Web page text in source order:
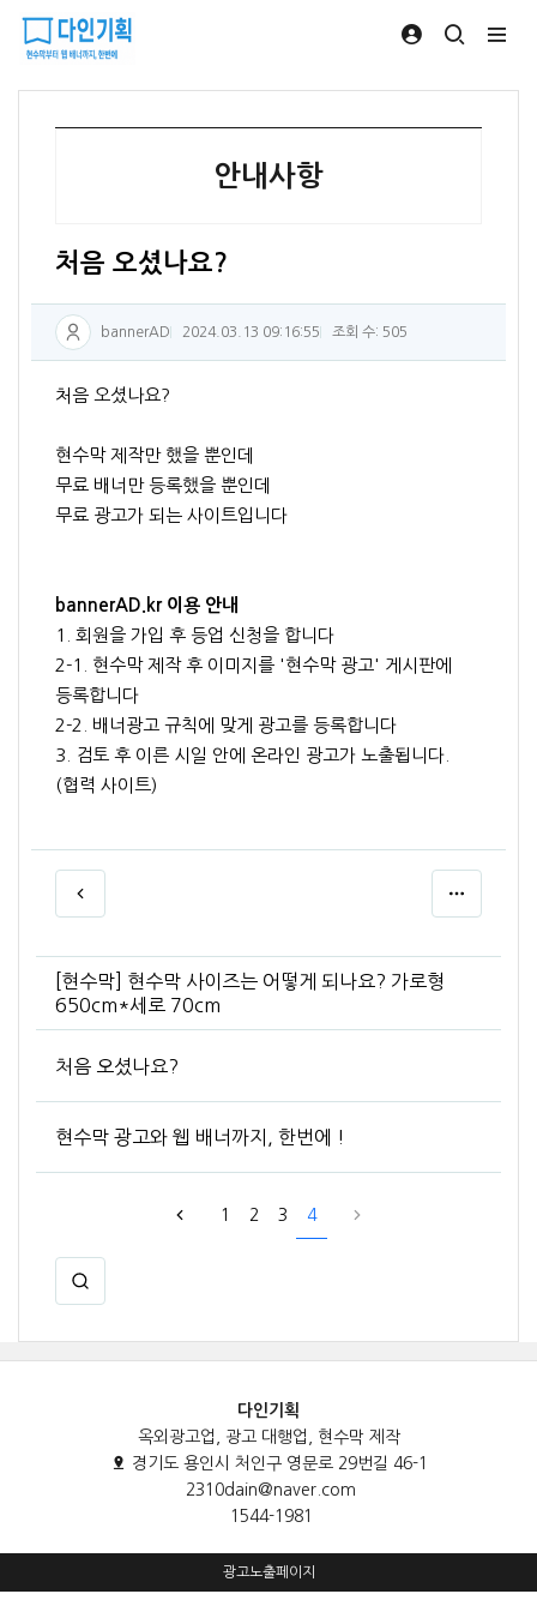
안내사항
처음 오셨나요?
bannerAD 2024.03.13 09:16:55 조회 수: 505
처음 오셨나요?
현수막 제작만 했을 뿐인데
무료 배너만 등록했을 뿐인데
무료 광고가 되는 사이트입니다
bannerAD.kr 이용 안내
1. 회원을 가입 후 등업 신청을 합니다
2-1. 현수막 제작 후 이미지를 '현수막 광고' 게시판에
등록합니다
2-2. 배너광고 규칙에 맞게 광고를 등록합니다
3. 검토 후 이른 시일 안에 온라인 광고가 노출됩니다.
(협력 사이트)
[현수막] 현수막 사이즈는 어떻게 되나요? 가로형
650cm*세로 70cm
처음 오셨나요?
현수막 광고와 웹 배너까지, 한번에 !
1 2 3 4
다인기획
옥외광고업, 광고 대행업, 현수막 제작
경기도 용인시 처인구 영문로 29번길 46-1
2310dain@naver.com
1544-1981
광고노출페이지